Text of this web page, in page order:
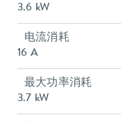
3.6 kW
电流消耗
16 A
最大功率消耗
3.7 kW